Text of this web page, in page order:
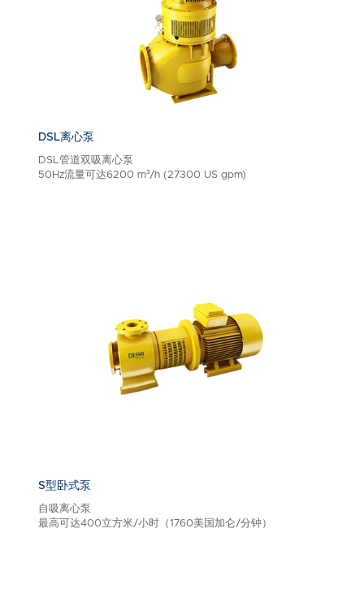
DSL离心泵
DSL管道双吸离心泵
50Hz流量可达6200 m³/h (27300 US gpm)
S型卧式泵
自吸离心泵
最高可达400立方米/小时（1760美国加仑/分钟）